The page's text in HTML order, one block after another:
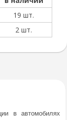
19 шт.
2 шт.
в автомобилях